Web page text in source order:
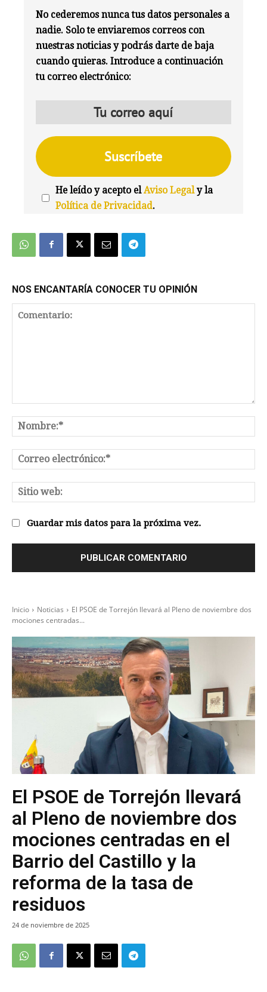
No cederemos nunca tus datos personales a
nadie. Solo te enviaremos correos con
nuestras noticias y podrás darte de baja
cuando quieras. Introduce a continuación
tu correo electrónico:
He leído y acepto elAviso Legaly la
Política de Privacidad.
NOS ENCANTARÍA CONOCER TU OPINIÓN
Guardar mis datos para la próxima vez.